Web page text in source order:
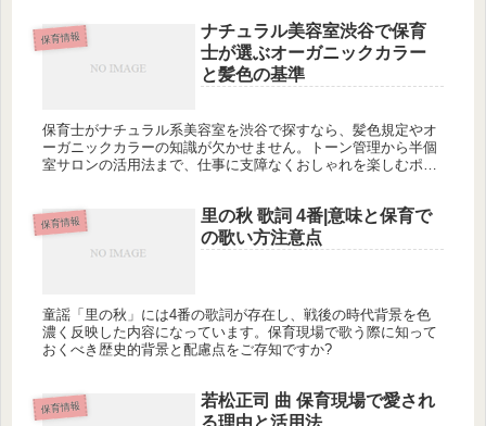
保育情報
ナチュラル美容室渋谷で保育
士が選ぶオーガニックカラー
と髪色の基準
保育士がナチュラル系美容室を渋谷で探すなら、髪色規定やオ
ーガニックカラーの知識が欠かせません。トーン管理から半個
室サロンの活用法まで、仕事に支障なくおしゃれを楽しむポイ
保育情報
里の秋 歌詞 4番|意味と保育で
の歌い方注意点
童謡「里の秋」には4番の歌詞が存在し、戦後の時代背景を色
濃く反映した内容になっています。保育現場で歌う際に知って
おくべき歴史的背景と配慮点をご存知ですか?
保育情報
若松正司 曲 保育現場で愛され
る理由と活用法